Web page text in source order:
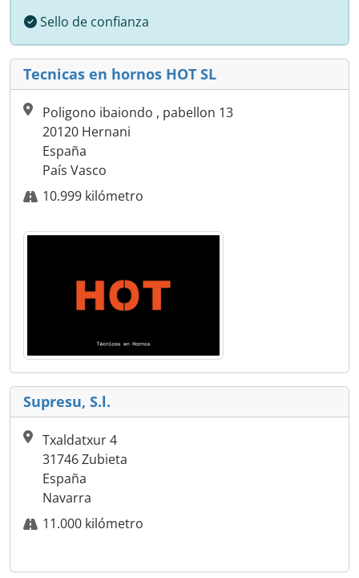
Sello de confianza
Tecnicas en hornos HOT SL
Poligono ibaiondo , pabellon 13
20120 Hernani
España
País Vasco
10.999 kilómetro
Supresu, S.l.
Txaldatxur 4
31746 Zubieta
España
Navarra
11.000 kilómetro